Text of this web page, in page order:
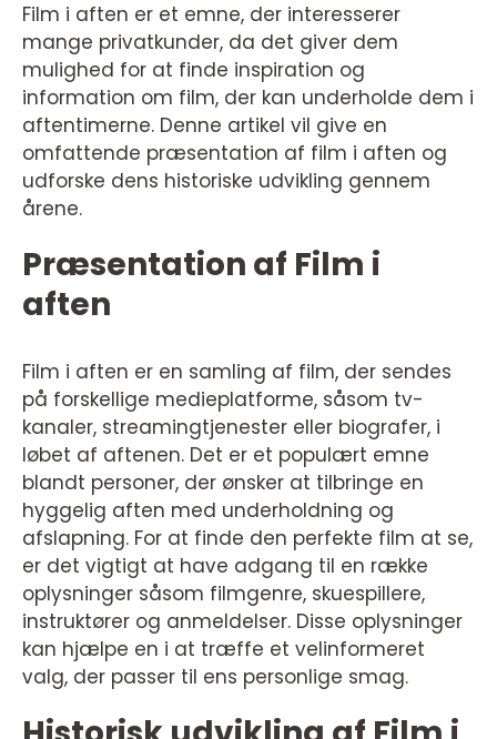
Film i aften er et emne, der interesserer
mange privatkunder, da det giver dem
mulighed for at finde inspiration og
information om film, der kan underholde dem i
aftentimerne. Denne artikel vil give en
omfattende præsentation af film i aften og
udforske dens historiske udvikling gennem
årene.
Præsentation af Film i
aften
Film i aften er en samling af film, der sendes
på forskellige medieplatforme, såsom tv-
kanaler, streamingtjenester eller biografer, i
løbet af aftenen. Det er et populært emne
blandt personer, der ønsker at tilbringe en
hyggelig aften med underholdning og
afslapning. For at finde den perfekte film at se,
er det vigtigt at have adgang til en række
oplysninger såsom filmgenre, skuespillere,
instruktører og anmeldelser. Disse oplysninger
kan hjælpe en i at træffe et velinformeret
valg, der passer til ens personlige smag.